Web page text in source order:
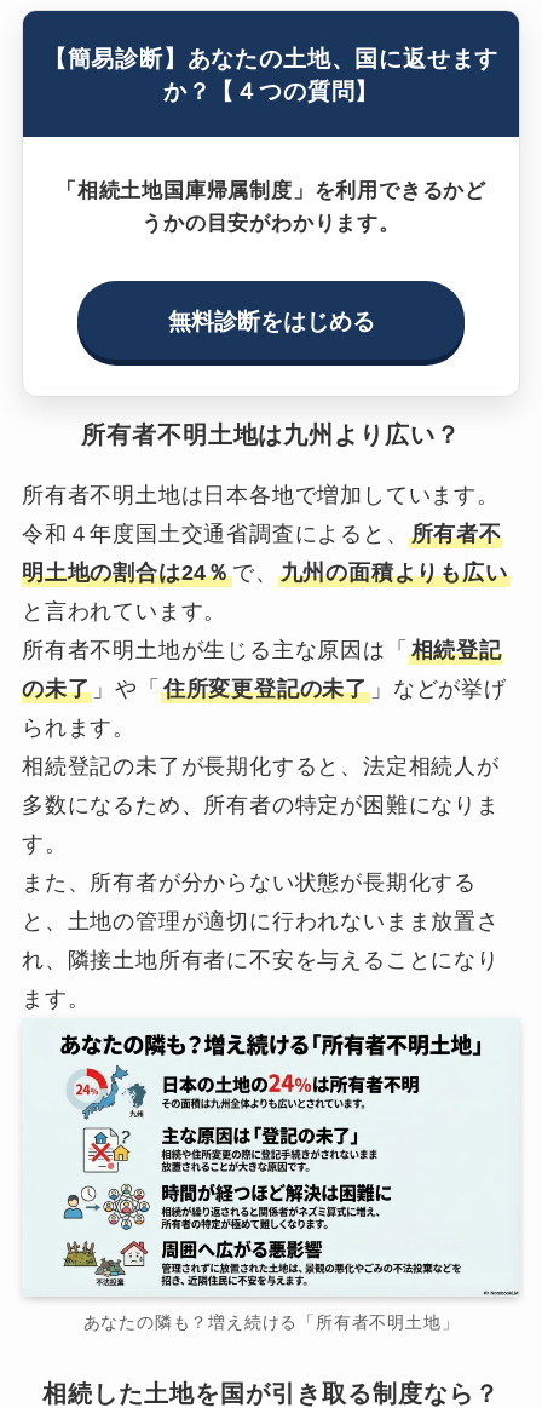
【簡易診断】あなたの土地、国に返せます
か？【４つの質問】
「相続土地国庫帰属制度」を利用できるかど
うかの目安がわかります。
無料診断をはじめる
所有者不明土地は九州より広い？
所有者不明土地は日本各地で増加しています。
令和４年度国土交通省調査によると、 所有者不
明土地の割合は24％で、 九州の面積よりも広い
と言われています。
所有者不明土地が生じる主な原因は「 相続登記
の未了 」や「 住所変更登記の未了 」などが挙げ
られます。
相続登記の未了が長期化すると、法定相続人が
多数になるため、所有者の特定が困難になりま
す。
また、所有者が分からない状態が長期化する
と、土地の管理が適切に行われないまま放置さ
れ、隣接土地所有者に不安を与えることになり
ます。
あなたの隣も？増え続ける「所有者不明土地」
相続した土地を国が引き取る制度なら？